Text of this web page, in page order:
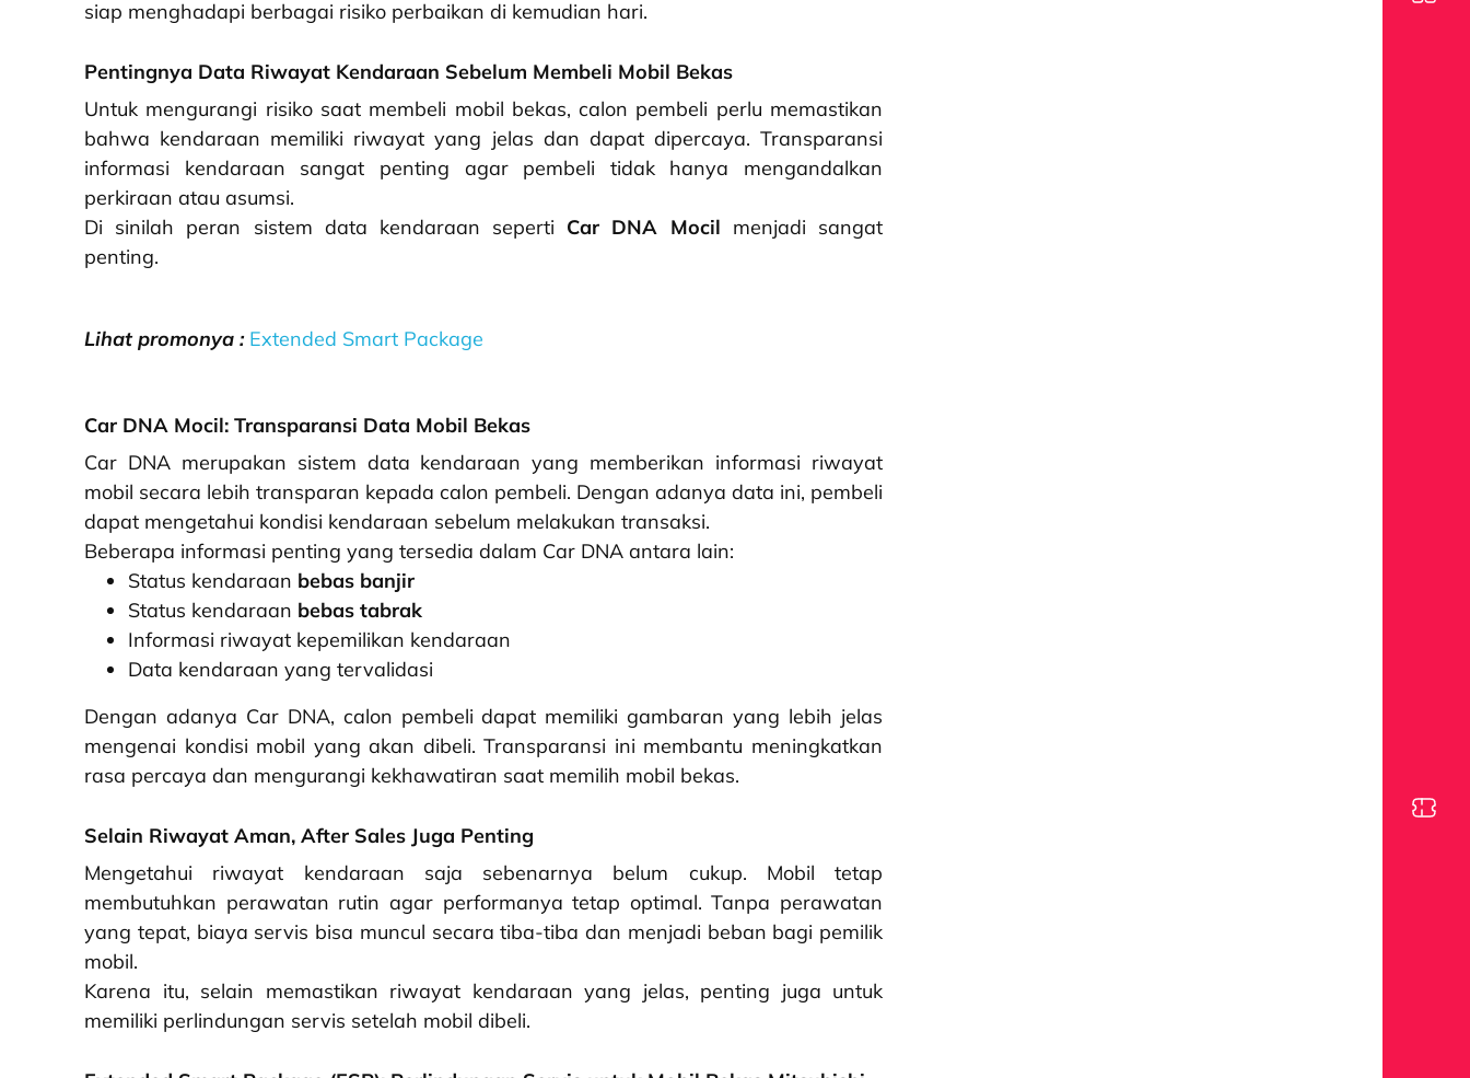
siap menghadapi berbagai risiko perbaikan di kemudian hari.
Pentingnya Data Riwayat Kendaraan Sebelum Membeli Mobil Bekas
Untuk mengurangi risiko saat membeli mobil bekas, calon pembeli perlu memastikan
bahwa kendaraan memiliki riwayat yang jelas dan dapat dipercaya. Transparansi
informasi kendaraan sangat penting agar pembeli tidak hanya mengandalkan
perkiraan atau asumsi.
Di sinilah peran sistem data kendaraan seperti Car DNA Mocil menjadi sangat
penting.
Lihat promonya : Extended Smart Package
Car DNA Mocil: Transparansi Data Mobil Bekas
Car DNA merupakan sistem data kendaraan yang memberikan informasi riwayat
mobil secara lebih transparan kepada calon pembeli. Dengan adanya data ini, pembeli
dapat mengetahui kondisi kendaraan sebelum melakukan transaksi.
Beberapa informasi penting yang tersedia dalam Car DNA antara lain:
Status kendaraan bebas banjir
Status kendaraan bebas tabrak
Informasi riwayat kepemilikan kendaraan
Data kendaraan yang tervalidasi
Dengan adanya Car DNA, calon pembeli dapat memiliki gambaran yang lebih jelas
mengenai kondisi mobil yang akan dibeli. Transparansi ini membantu meningkatkan
rasa percaya dan mengurangi kekhawatiran saat memilih mobil bekas.
Selain Riwayat Aman, After Sales Juga Penting
Mengetahui riwayat kendaraan saja sebenarnya belum cukup. Mobil tetap
membutuhkan perawatan rutin agar performanya tetap optimal. Tanpa perawatan
yang tepat, biaya servis bisa muncul secara tiba-tiba dan menjadi beban bagi pemilik
mobil.
Karena itu, selain memastikan riwayat kendaraan yang jelas, penting juga untuk
memiliki perlindungan servis setelah mobil dibeli.